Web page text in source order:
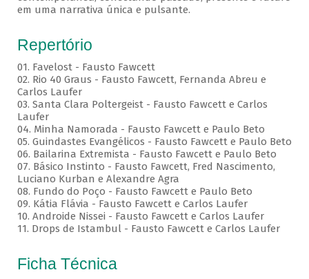
em uma narrativa única e pulsante.
Repertório
01. Favelost - Fausto Fawcett
02. Rio 40 Graus - Fausto Fawcett, Fernanda Abreu e
Carlos Laufer
03. Santa Clara Poltergeist - Fausto Fawcett e Carlos
Laufer
04. Minha Namorada - Fausto Fawcett e Paulo Beto
05. Guindastes Evangélicos - Fausto Fawcett e Paulo Beto
06. Bailarina Extremista - Fausto Fawcett e Paulo Beto
07. Básico Instinto - Fausto Fawcett, Fred Nascimento,
Luciano Kurban e Alexandre Agra
08. Fundo do Poço - Fausto Fawcett e Paulo Beto
09. Kátia Flávia - Fausto Fawcett e Carlos Laufer
10. Androide Nissei - Fausto Fawcett e Carlos Laufer
11. Drops de Istambul - Fausto Fawcett e Carlos Laufer
Ficha Técnica